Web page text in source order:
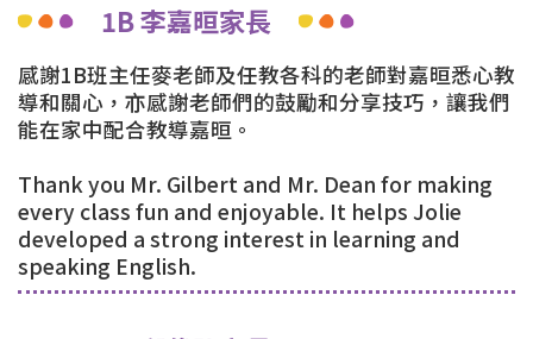
1B 李嘉晅家長
感謝1B班主任麥老師及任教各科的老師對嘉晅悉心教
導和關心，亦感謝老師們的鼓勵和分享技巧，讓我們
能在家中配合教導嘉晅。
Thank you Mr. Gilbert and Mr. Dean for making
every class fun and enjoyable. It helps Jolie
developed a strong interest in learning and
speaking English.